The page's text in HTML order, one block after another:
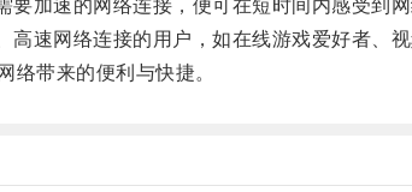
速的网络连接，便可在短时间内感受到网
网络连接的用户，如在线游戏爱好者、视
带来的便利与快捷。